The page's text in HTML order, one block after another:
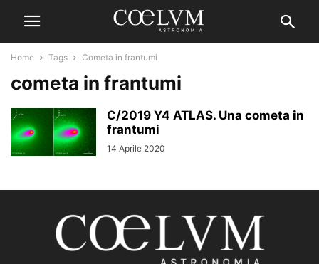
Home Tags Cometa in frantumi
cometa in frantumi
C/2019 Y4 ATLAS. Una cometa in
frantumi
14 Aprile 2020